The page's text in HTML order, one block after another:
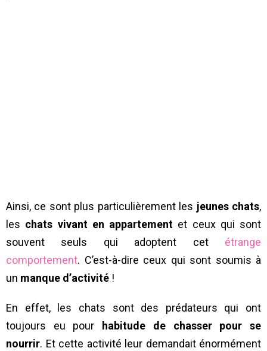
Ainsi, ce sont plus particulièrement les jeunes chats,
les chats vivant en appartement et ceux qui sont
souvent seuls qui adoptent cet étrange
comportement. C’est-à-dire ceux qui sont soumis à
un manque d’activité !
En effet, les chats sont des prédateurs qui ont
toujours eu pour
habitude de chasser pour se
nourrir. Et cette activité leur demandait énormément